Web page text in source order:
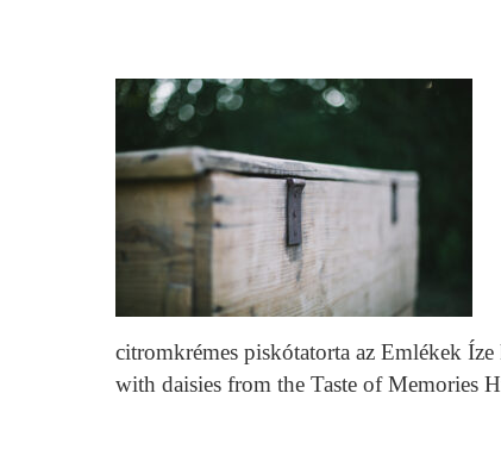
citromkrémes piskótatorta az Emlékek
with daisies from the Taste of Memories